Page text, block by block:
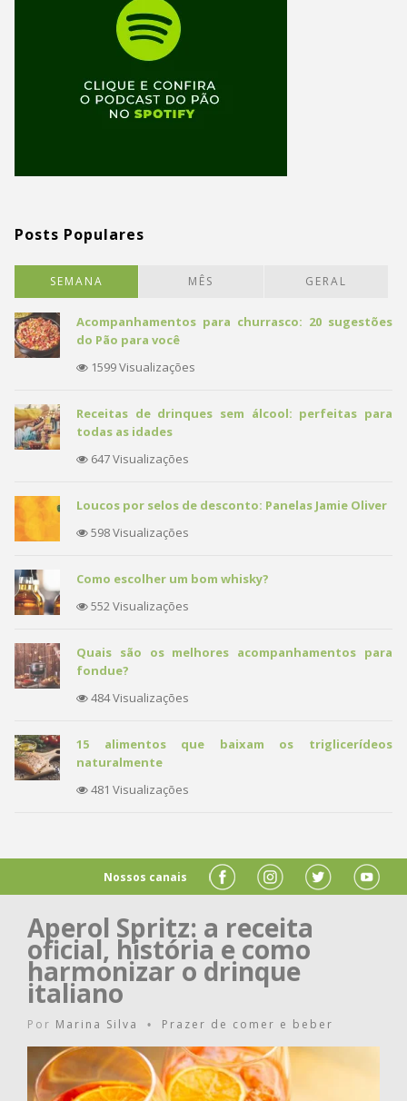
Posts Populares
SEMANA MÊS GERAL
Acompanhamentos para churrasco: 20 sugestões
do Pão para você
1599 Visualizações
Receitas de drinques sem álcool: perfeitas para
todas as idades
647 Visualizações
Loucos por selos de desconto: Panelas Jamie Oliver
598 Visualizações
Como escolher um bom whisky?
552 Visualizações
Quais são os melhores acompanhamentos para
fondue?
484 Visualizações
15 alimentos que baixam os triglicerídeos
naturalmente
481 Visualizações
Nossos canais
Aperol Spritz: a receita
oficial, história e como
harmonizar o drinque
italiano
Por Marina Silva • Prazer de comer e beber